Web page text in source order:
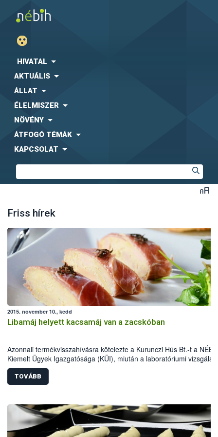
HIVATAL
AKTUÁLIS
ÁLLAT
ÉLELMISZER
NÖVÉNY
ÁTFOGÓ TÉMÁK
KAPCSOLAT
Friss hírek
2015. november 10., kedd
Libamáj helyett kacsamáj van a zacskóban
Azonnali termékvisszahívásra kötelezte a Kurunczi Hús Bt.-t a
Kiemelt Ügyek Igazgatósága (KÜI), miután a laboratóriumi
bebizonyították, hogy libamáj megjelöléssel kacsamájat
vásárlók csalástól való megóvása és a hazai baromfiágazat védelme
érdekében a NÉBIH fokozottan vizsgálta az elmúlt időszakban a
forgalmi korlátozás alá több mint 2 tonna, mintegy 10 millió forint
hamisított termék.
TOVÁBB